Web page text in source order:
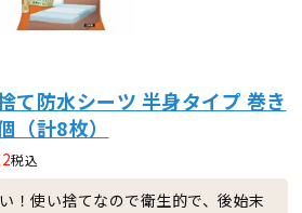
て防水シーツ 半身タイプ 巻き
計8枚）
税込
！使い捨てなので衛生的で、後始末